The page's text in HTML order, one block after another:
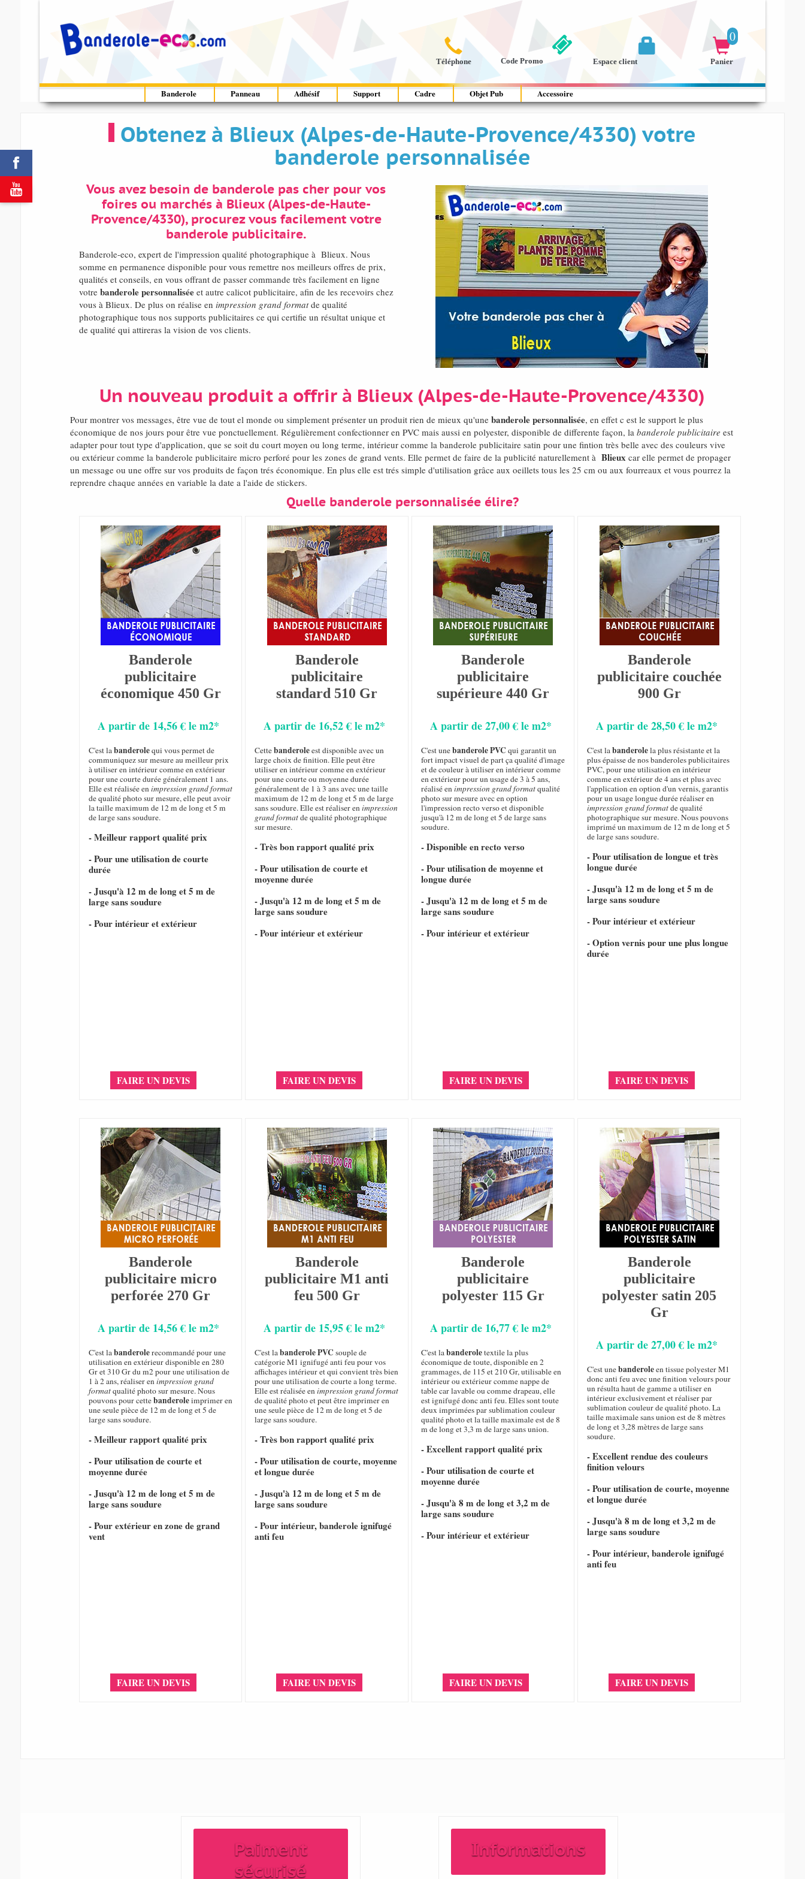



Téléphone
0

Panier

Espace client
Code Promo
Banderole Panneau Adhésif Support Cadre Objet Pub Accessoire
Obtenez à Blieux (Alpes-de-Haute-Provence/4330) votre
banderole personnalisée
Vous avez besoin de banderole pas cher pour vos
foires ou marchés à Blieux (Alpes-de-Haute-
Provence/4330), procurez vous facilement votre
banderole publicitaire.
Banderole-eco, expert de l'impression qualité photographique à Blieux. Nous
somme en permanence disponible pour vous remettre nos meilleurs offres de prix,
qualités et conseils, en vous offrant de passer commande très facilement en ligne
votre banderole personnaliséeet autre calicot publicitaire, afin de les recevoirs chez
vous à Blieux. De plus on réalise en impression grand formatde qualité
photographique tous nos supports publicitaires ce qui certifie un résultat unique et
de qualité qui attireras la vision de vos clients.
Un nouveau produit a offrir à Blieux (Alpes-de-Haute-Provence/4330)
Pour montrer vos messages, être vue de tout el monde ou simplement présenter un produit rien de mieux qu'une banderole personnalisée, en effet c est le support le plus
économique de nos jours pour être vue ponctuellement. Régulièrement confectionner en PVC mais aussi en polyester, disponible de differente façon, la banderole publicitaire est
adapter pour tout type d'application, que se soit du court moyen ou long terme, intérieur comme la banderole publicitaire satin pour une fintion très belle avec des couleurs vive
ou extérieur comme la banderole publicitaire micro perforé pour les zones de grand vents. Elle permet de faire de la publicité naturellement à Blieux car elle permet de propager
un message ou une offre sur vos produits de façon trés économique. En plus elle est trés simple d'utilisation grâce aux oeillets tous les 25 cm ou aux fourreaux et vous pourrez la
reprendre chaque années en variable la date a l'aide de stickers.
Quelle banderole personnalisée élire?
Banderole
publicitaire
économique 450 Gr
A partir de 14,56 € le m2*
C'est labanderolequi vous permet de
communiquez sur mesure au meilleur prix
à utiliser en intérieur comme en extérieur
pour une courte durée généralement 1 ans.
Elle est réalisée enimpression grand format
de qualité photo sur mesure, elle peut avoir
la taille maximum de 12 m de long et 5 m
de large sans soudure.
- Meilleur rapport qualité prix
- Pour une utilisation de courte
durée
- Jusqu'à 12 m de long et 5 m de
large sans soudure
- Pour intérieur et extérieur
FAIRE UN DEVIS
Banderole
publicitaire
standard 510 Gr
A partir de 16,52 € le m2*
Cettebanderoleest disponible avec un
large choix de finition. Elle peut être
utiliser en intérieur comme en extérieur
pour une courte ou moyenne durée
généralement de 1 à 3 ans avec une taille
maximum de 12 m de long et 5 m de large
sans soudure. Elle est réaliser enimpression
grand formatde qualité photographique
sur mesure.
- Très bon rapport qualité prix
- Pour utilisation de courte et
moyenne durée
- Jusqu'à 12 m de long et 5 m de
large sans soudure
- Pour intérieur et extérieur
FAIRE UN DEVIS
Banderole
publicitaire
supérieure 440 Gr
A partir de 27,00 € le m2*
C'est unebanderole PVC qui garantit un
fort impact visuel de part ça qualité d'image
et de couleur à utiliser en intérieur comme
en extérieur pour un usage de 3 à 5 ans,
réalisé enimpression grand formatqualité
photo sur mesure avec en option
l'impression recto verso et disponible
jusqu'à 12 m de long et 5 de large sans
soudure.
- Disponible en recto verso
- Pour utilisation de moyenne et
longue durée
- Jusqu'à 12 m de long et 5 m de
large sans soudure
- Pour intérieur et extérieur
FAIRE UN DEVIS
Banderole
publicitaire couchée
900 Gr
A partir de 28,50 € le m2*
C'est labanderolela plus résistante et la
plus épaisse de nos banderoles publicitaires
PVC, pour une utilisation en intérieur
comme en extérieur de 4 ans et plus avec
l'application en option d'un vernis, garantis
pour un usage longue durée réaliser en
impression grand formatde qualité
photographique sur mesure. Nous pouvons
imprimé un maximum de 12 m de long et 5
de large sans soudure.
- Pour utilisation de longue et très
longue durée
- Jusqu'à 12 m de long et 5 m de
large sans soudure
- Pour intérieur et extérieur
- Option vernis pour une plus longue
durée
FAIRE UN DEVIS
Banderole
publicitaire micro
perforée 270 Gr
A partir de 14,56 € le m2*
C'est labanderolerecommandé pour une
utilisation en extérieur disponible en 280
Gr et 310 Gr du m2 pour une utilisation de
1 à 2 ans, réaliser enimpression grand
formatqualité photo sur mesure. Nous
pouvons pour cettebanderoleimprimer en
une seule pièce de 12 m de long et 5 de
large sans soudure.
- Meilleur rapport qualité prix
- Pour utilisation de courte et
moyenne durée
- Jusqu'à 12 m de long et 5 m de
large sans soudure
- Pour extérieur en zone de grand
vent
FAIRE UN DEVIS
Banderole
publicitaire M1 anti
feu 500 Gr
A partir de 15,95 € le m2*
C'est labanderole PVC souple de
catégorie M1 ignifugé anti feu pour vos
affichages intérieur et qui convient très bien
pour une utilisation de courte a long terme.
Elle est réalisée enimpression grand format
de qualité photo et peut être imprimer en
une seule pièce de 12 m de long et 5 de
large sans soudure.
- Très bon rapport qualité prix
- Pour utilisation de courte, moyenne
et longue durée
- Jusqu'à 12 m de long et 5 m de
large sans soudure
- Pour intérieur, banderole ignifugé
anti feu
FAIRE UN DEVIS
Banderole
publicitaire
polyester 115 Gr
A partir de 16,77 € le m2*
C'est labanderoletextile la plus
économique de toute, disponible en 2
grammages, de 115 et 210 Gr, utilisable en
intérieur ou extérieur comme nappe de
table car lavable ou comme drapeau, elle
est ignifugé donc anti feu. Elles sont toute
deux imprimées par sublimation couleur
qualité photo et la taille maximale est de 8
m de long et 3,3 m de large sans union.
- Excellent rapport qualité prix
- Pour utilisation de courte et
moyenne durée
- Jusqu'à 8 m de long et 3,2 m de
large sans soudure
- Pour intérieur et extérieur
FAIRE UN DEVIS
Banderole
publicitaire
polyester satin 205
Gr
A partir de 27,00 € le m2*
C'est unebanderoleen tissue polyester M1
donc anti feu avec une finition velours pour
un résulta haut de gamme a utiliser en
intérieur exclusivement et réaliser par
sublimation couleur de qualité photo. La
taille maximale sans union est de 8 mètres
de long et 3,28 mètres de large sans
soudure.
- Excellent rendue des couleurs
finition velours
- Pour utilisation de courte, moyenne
et longue durée
- Jusqu'à 8 m de long et 3,2 m de
large sans soudure
- Pour intérieur, banderole ignifugé
anti feu
FAIRE UN DEVIS
Paiment
sécurisé
Informations